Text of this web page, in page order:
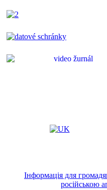
Інформація для
російською